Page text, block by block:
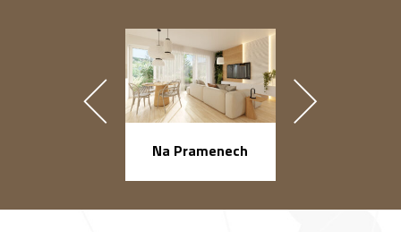
Na Pramenech